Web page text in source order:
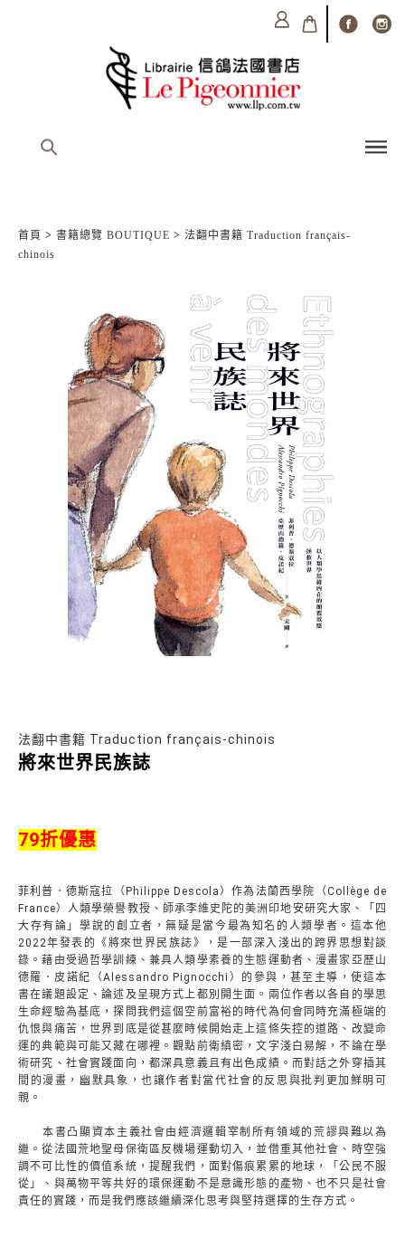
首頁 > 書籍總覽 BOUTIQUE > 法翻中書籍 Traduction français-
chinois
法翻中書籍 Traduction français-chinois
將來世界民族誌
79折優惠
菲利普．德斯寇拉（Philippe Descola）作為法蘭西學院（Collège de
France）人類學榮譽教授、師承李維史陀的美洲印地安研究大家、「四
大存有論」學說的創立者，無疑是當今最為知名的人類學者。這本他
2022年發表的《將來世界民族誌》，是一部深入淺出的跨界思想對談
錄。藉由受過哲學訓練、兼具人類學素養的生態運動者、漫畫家亞歷山
德羅．皮諾紀（Alessandro Pignocchi）的參與，甚至主導，使這本
書在議題設定、論述及呈現方式上都別開生面。兩位作者以各自的學思
生命經驗為基底，探問我們這個空前富裕的時代為何會同時充滿極端的
仇恨與痛苦，世界到底是從甚麼時候開始走上這條失控的道路、改變命
運的典範與可能又藏在哪裡。觀點前衛縝密，文字淺白易解，不論在學
術研究、社會實踐面向，都深具意義且有出色成績。而對話之外穿插其
間的漫畫，幽默具象，也讓作者對當代社會的反思與批判更加鮮明可
親。
本書凸顯資本主義社會由經濟邏輯宰制所有領域的荒謬與難以為
繼。從法國荒地聖母保衛區反機場運動切入，並借重其他社會、時空強
調不可比性的價值系統，提醒我們，面對傷痕累累的地球，「公民不服
從」、與萬物平等共好的環保運動不是意識形態的產物、也不只是社會
責任的實踐，而是我們應該繼續深化思考與堅持選擇的生存方式。